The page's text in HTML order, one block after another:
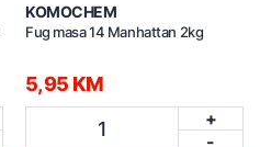
KOMOCHEM
Fug masa 14 Manhattan 2kg
5,95 KM
1
+
-